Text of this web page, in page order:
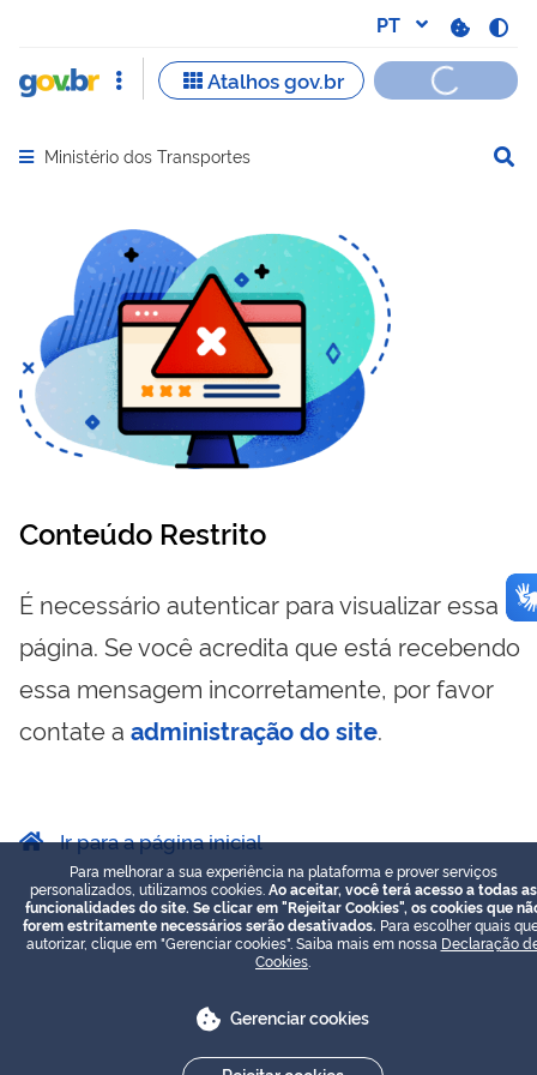
Abrir menu principal de navegação
Ministério dos Transportes
Conteúdo Restrito
É necessário autenticar para visualizar essa
página. Se você acredita que está recebendo
essa mensagem incorretamente, por favor
contate a administração do site.
Ir para a página inicial
Para melhorar a sua experiência na plataforma e prover serviços
personalizados, utilizamos cookies. Ao aceitar, você terá acesso a todas as
funcionalidades do site. Se clicar em "Rejeitar Cookies", os cookies que
forem estritamente necessários serão desativados. Para escolher quais
autorizar, clique em "Gerenciar cookies". Saiba mais em nossa Declaração
Cookies
Gerenciar cookies